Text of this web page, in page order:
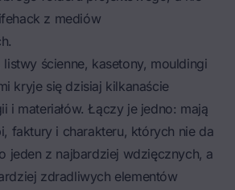
z mediów
listwy ścienne, kasetony, mouldingi
kryje się dzisiaj kilkanaście
i materiałów. Łączy je jedno: mają
faktury i charakteru, których nie da
jeden z najbardziej wdzięcznych, a
zdradliwych elementów